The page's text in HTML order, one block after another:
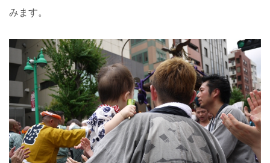
みます。